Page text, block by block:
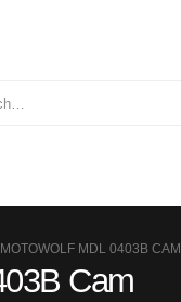
MDL 0403B CAM
Cam